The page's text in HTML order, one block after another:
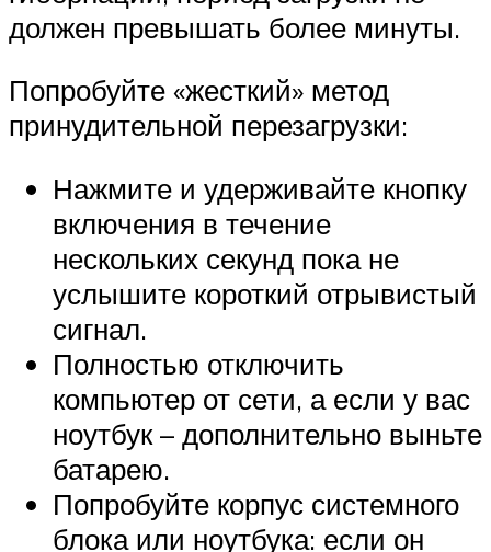
должен превышать более минуты.
Попробуйте «жесткий» метод
принудительной перезагрузки:
Нажмите и удерживайте кнопку
включения в течение
нескольких секунд пока не
услышите короткий отрывистый
сигнал.
Полностью отключить
компьютер от сети, а если у вас
ноутбук – дополнительно выньте
батарею.
Попробуйте корпус системного
блока или ноутбука: если он